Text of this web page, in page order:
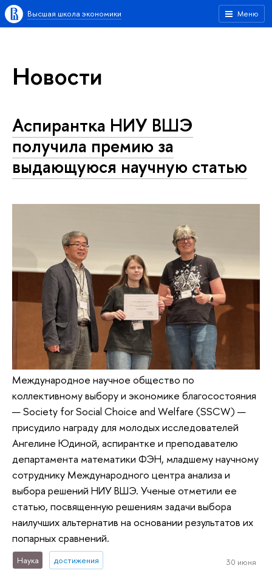
Меню
Высшая школа экономики
Новости
Аспирантка НИУ ВШЭ
получила премию за
выдающуюся научную статью
Международное научное общество по
коллективному выбору и экономике благосостояния
— Society for Social Choice and Welfare (SSCW) —
присудило награду для молодых исследователей
Ангелине Юдиной, аспирантке и преподавателю
департамента математики ФЭН, младшему научному
сотруднику Международного центра анализа и
выбора решений НИУ ВШЭ. Ученые отметили ее
статью, посвященную решениям задачи выбора
наилучших альтернатив на основании результатов их
попарных сравнений.
Наука достижения 30 июня